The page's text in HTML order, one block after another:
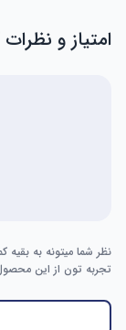
امتیاز و نظرات
نظر شما میتونه به
تجربه تون از این